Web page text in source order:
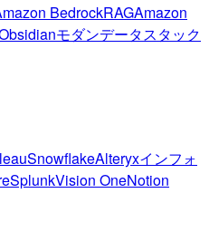
BedrockRAGAmazon
モダンデータスタック
SnowflakeAlteryxインフォ
SplunkVision OneNotion